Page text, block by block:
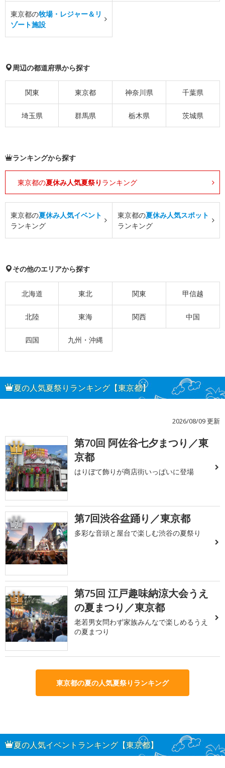
東京都の牧場・レジャー＆リ
ゾート施設
周辺の都道府県から探す
関東 東京都 神奈川県 千葉県
埼玉県 群馬県 栃木県 茨城県
ランキングから探す
東京都の夏休み人気夏祭り ランキング
東京都の夏休み人気イベント
ランキング
東京都の夏休み人気スポット
ランキング
その他のエリアから探す
北海道 東北 関東 甲信越
北陸 東海 関西 中国
四国 九州・沖縄
夏の人気夏祭りランキング【東京都】
2026/08/09 更新
1
第70回 阿佐谷七夕まつり／東
京都
はりぼて飾りが商店街いっぱいに登場
2 第7回渋谷盆踊り／東京都
多彩な音頭と屋台で楽しむ渋谷の夏祭り
3
第75回 江戸趣味納涼大会うえ
の夏まつり／東京都
老若男女問わず家族みんなで楽しめるうえ
の夏まつり
東京都の夏の人気夏祭りランキング
夏の人気イベントランキング【東京都】